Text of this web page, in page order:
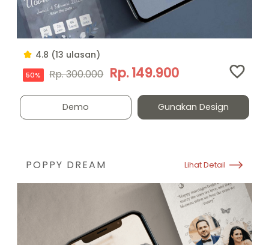
4.8 (13 ulasan)
50% Rp. 300.000 Rp. 149.900
Demo Gunakan Design
POPPY DREAM Lihat Detail